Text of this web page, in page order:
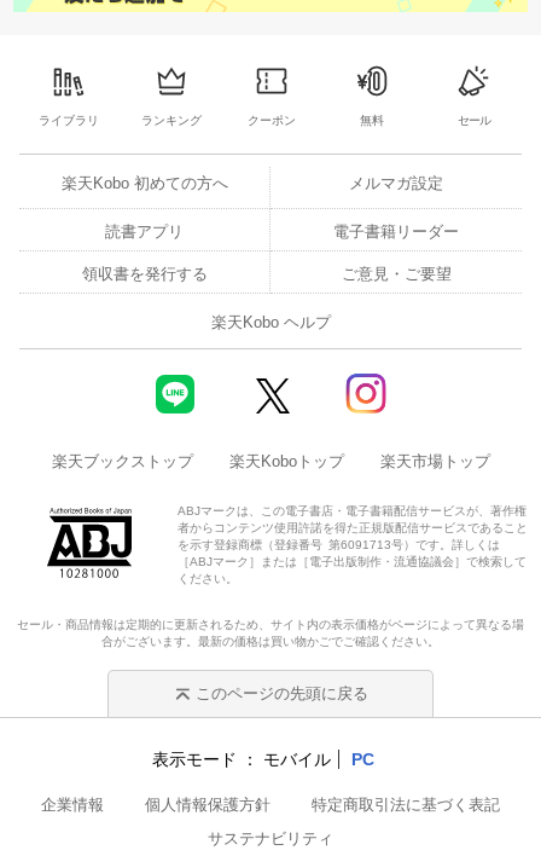
ライブラリ ランキング クーポン 無料 セール
楽天Kobo 初めての方へ メルマガ設定
読書アプリ 電子書籍リーダー
領収書を発行する ご意見・ご要望
楽天Kobo ヘルプ
楽天ブックストップ 楽天Koboトップ 楽天市場トップ
ABJマークは、この電子書店・電子書籍配信サービスが、著作権
者からコンテンツ使用許諾を得た正規版配信サービスであること
を示す登録商標（登録番号 第6091713号）です。詳しくは
［ABJマーク］または［電子出版制作・流通協議会］で検索して
ください。
セール・商品情報は定期的に更新されるため、サイト内の表示価格がページによって異なる場
合がございます。最新の価格は買い物かごでご確認ください。
このページの先頭に戻る
表示モード モバイル PC
企業情報 個人情報保護方針
特定商取引法に基づく表記
サステナビリティ